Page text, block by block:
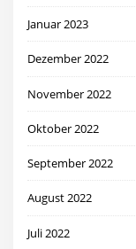
Januar 2023
Dezember 2022
November 2022
Oktober 2022
September 2022
August 2022
Juli 2022